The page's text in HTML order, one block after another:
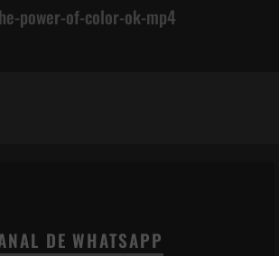
power-of-color-ok-mp4
DE WHATSAPP